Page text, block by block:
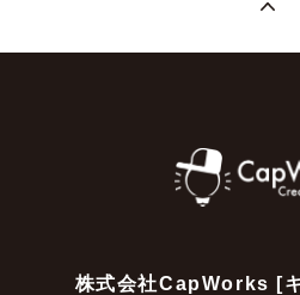
株式会社CapWorks [